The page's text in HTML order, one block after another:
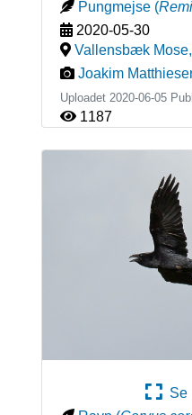
Pungmejse (
2020-05-30
Vallensbæk Mose,
Joakim
Uploadet 2020-06-05
1187
Se